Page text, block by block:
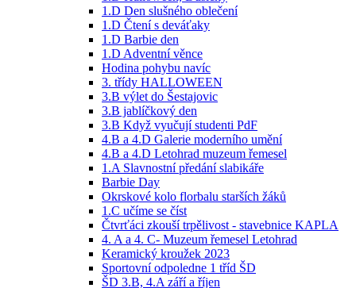
1.D Den slušného oblečení
1.D Čtení s deváťaky
1.D Barbie den
1.D Adventní věnce
Hodina pohybu navíc
3. třídy HALLOWEEN
3.B výlet do Šestajovic
3.B jablíčkový den
3.B Když vyučují studenti PdF
4.B a 4.D Galerie moderního umění
4.B a 4.D Letohrad muzeum řemesel
1.A Slavnostní předání slabikáře
Barbie Day
Okrskové kolo florbalu starších žáků
1.C učíme se číst
Čtvrťáci zkouší trpělivost - stavebnice KAPLA
4. A a 4. C- Muzeum řemesel Letohrad
Keramický kroužek 2023
Sportovní odpoledne 1 tříd ŠD
ŠD 3.B, 4.A září a říjen